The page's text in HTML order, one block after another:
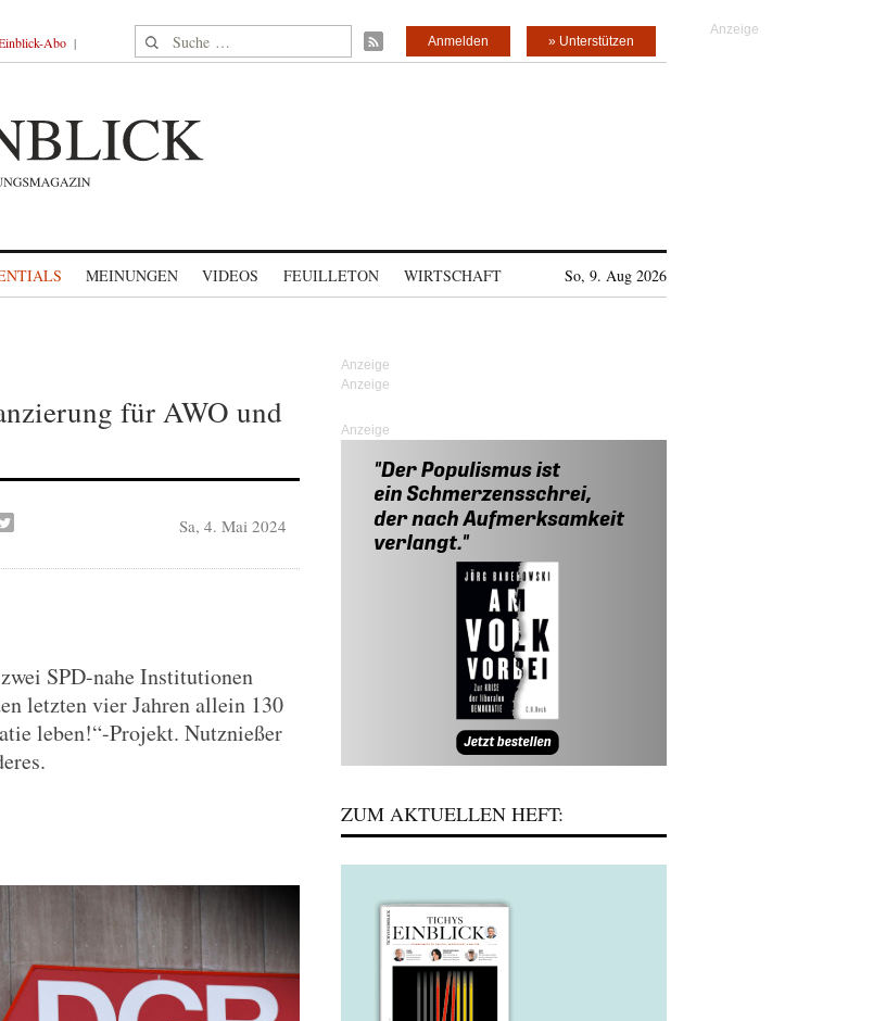
Abo Suche nach: » Unterstützen
Anmelden
MEINUNGEN VIDEOS FEUILLETON WIRTSCHAFT So, 9. Aug 2026
für AWO und
Sa, 4. Mai 2024
SPD-nahe Institutionen
letzten vier Jahren allein 130
leben!“-Projekt. Nutznießer
Anzeige
ZUM AKTUELLEN HEFT: